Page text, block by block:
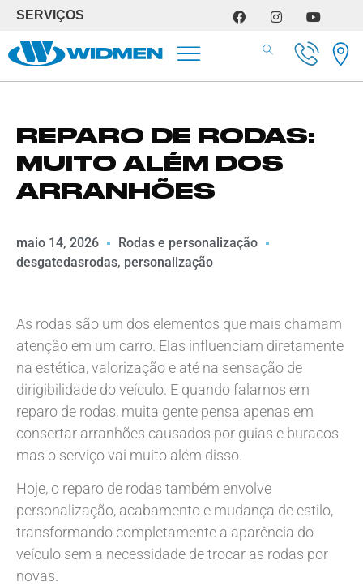
SERVIÇOS
REPARO DE RODAS:
MUITO ALÉM DOS
ARRANHÕES
maio 14, 2026
Rodas e personalização
desgatedasrodas, personalização
As rodas são um dos elementos que mais chamam
atenção em um carro. Elas influenciam diretamente
na estética, valorização e até na sensação de
dirigibilidade do veículo. E quando falamos em
reparo de rodas, muita gente pensa apenas em
consertar arranhões causados por guias e buracos
mas o serviço vai muito além disso.
Hoje, o reparo de rodas também envolve
personalização, acabamento e mudança de estilo,
transformando completamente a aparência do
veículo sem a necessidade de trocar as rodas por
novas.